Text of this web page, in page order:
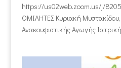
https://us02web.zoom.us/j/
ΟΜΙΛΗΤΕΣ Κυριακή
Ανακουφιστικής Αγωγής